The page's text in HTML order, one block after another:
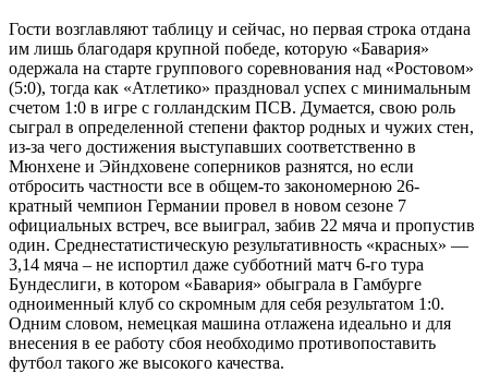
Гости возглавляют таблицу и сейчас, но первая строка отдана
им лишь благодаря крупной победе, которую «Бавария»
одержала на старте группового соревнования над «Ростовом»
(5:0), тогда как «Атлетико» праздновал успех с минимальным
счетом 1:0 в игре с голландским ПСВ. Думается, свою роль
сыграл в определенной степени фактор родных и чужих стен,
из-за чего достижения выступавших соответственно в
Мюнхене и Эйндховене соперников разнятся, но если
отбросить частности все в общем-то закономерною 26-
кратный чемпион Германии провел в новом сезоне 7
официальных встреч, все выиграл, забив 22 мяча и пропустив
один. Среднестатистическую результативность «красных» —
3,14 мяча – не испортил даже субботний матч 6-го тура
Бундеслиги, в котором «Бавария» обыграла в Гамбурге
одноименный клуб со скромным для себя результатом 1:0.
Одним словом, немецкая машина отлажена идеально и для
внесения в ее работу сбоя необходимо противопоставить
футбол такого же высокого качества.